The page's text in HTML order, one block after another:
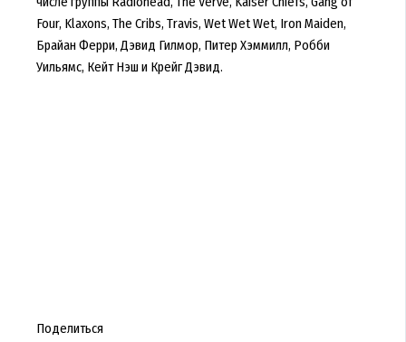
Four, Klaxons, The Cribs, Travis, Wet Wet Wet, Iron Maiden,
Брайан Ферри, Дэвид Гилмор, Питер Хэммилл, Робби
Уильямс, Кейт Нэш и Крейг Дэвид.
Поделиться